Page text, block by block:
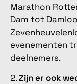
Marathon
Dam tot
evenementen
deelnemers.
2.Zijn er ook